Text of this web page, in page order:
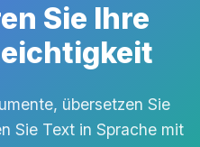
Sie Ihre
übersetzen Sie
Sie Text in Sprache mit